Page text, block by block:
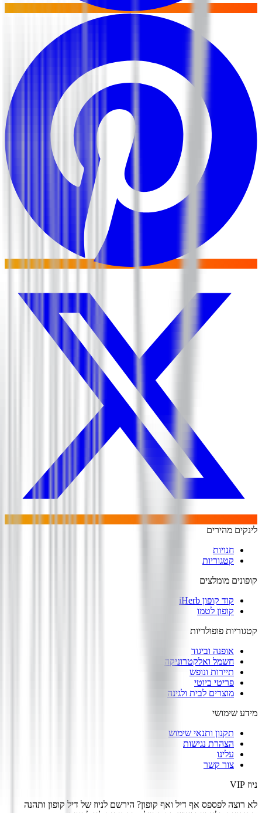
לינקים מהירים
חנויות
קטגוריות
קופונים מומלצים
קוד קופון iHerb
קופון לטמו
קטגוריות פופולריות
אופנה וביגוד
חשמל ואלקטרוניקה
תיירות ונופש
פריטי ביוטי
מוצרים לבית ולגינה
מידע שימושי
תקנון ותנאי שימוש
הצהרת נגישות
עלינו
צור קשר
ניוז VIP
לא רוצה לפספס אף דיל ואף קופון? הירשם לניוז של דיל קופון ותהנה